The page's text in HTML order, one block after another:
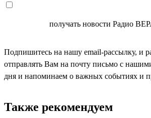
получать новости Радио
Подпишитесь на нашу email-рассылку, и
отправлять Вам на почту письмо с
дня и напоминаем о важных событиях и
Также рекомендуем